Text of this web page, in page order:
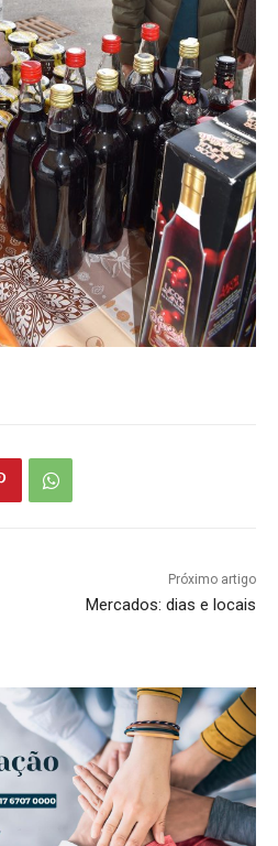
Próximo artigo
Mercados: dias e locais